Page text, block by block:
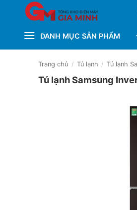
DANH MỤC SẢN PHẨM
Trang chủ / Tủ lạnh / Tủ lạnh
Tủ lạnh Samsung